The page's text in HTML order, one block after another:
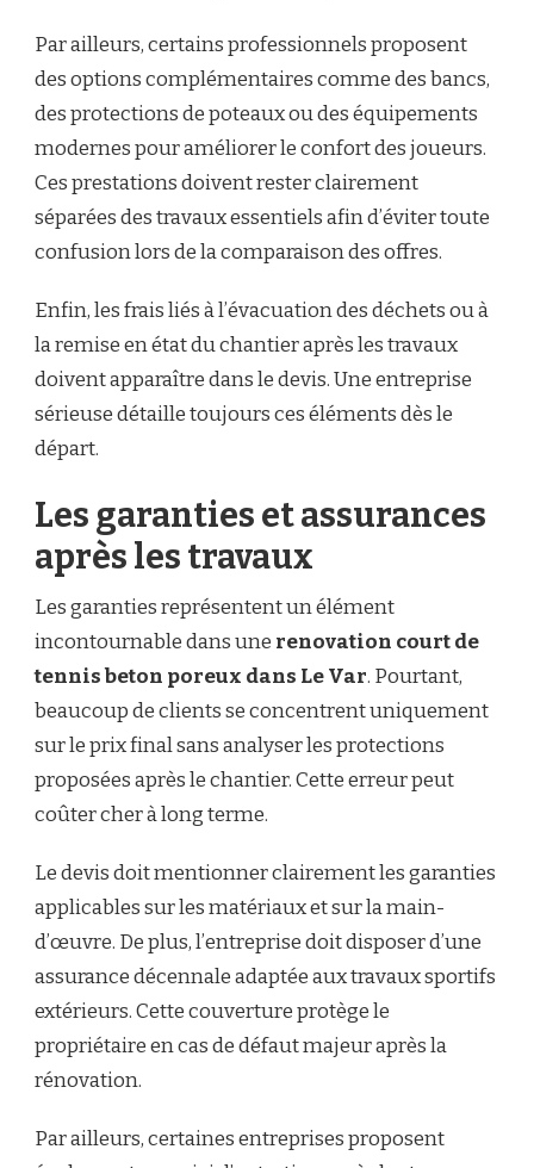
Par ailleurs, certains professionnels proposent
des options complémentaires comme des bancs,
des protections de poteaux ou des équipements
modernes pour améliorer le confort des joueurs.
Ces prestations doivent rester clairement
séparées des travaux essentiels afin d’éviter toute
confusion lors de la comparaison des offres.
Enfin, les frais liés à l’évacuation des déchets ou à
la remise en état du chantier après les travaux
doivent apparaître dans le devis. Une entreprise
sérieuse détaille toujours ces éléments dès le
départ.
Les garanties et assurances
après les travaux
Les garanties représentent un élément
incontournable dans une renovation court de
tennis beton poreux dans Le Var. Pourtant,
beaucoup de clients se concentrent uniquement
sur le prix final sans analyser les protections
proposées après le chantier. Cette erreur peut
coûter cher à long terme.
Le devis doit mentionner clairement les garanties
applicables sur les matériaux et sur la main-
d’œuvre. De plus, l’entreprise doit disposer d’une
assurance décennale adaptée aux travaux sportifs
extérieurs. Cette couverture protège le
propriétaire en cas de défaut majeur après la
rénovation.
Par ailleurs, certaines entreprises proposent